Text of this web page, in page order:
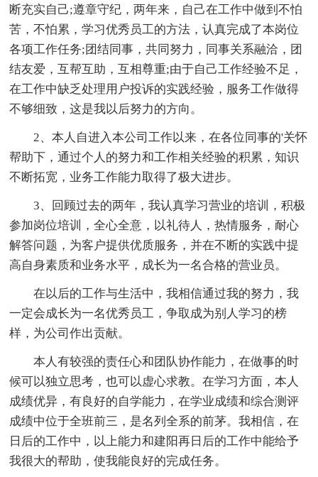
断充实自己;遵章守纪，两年来，自己在工作中做到不怕
苦，不怕累，学习优秀员工的方法，认真完成了本岗位
各项工作任务;团结同事，共同努力，同事关系融洽，团
结友爱，互帮互助，互相尊重;由于自己工作经验不足，
在工作中缺乏处理用户投诉的实践经验，服务工作做得
不够细致，这是我以后努力的方向。
2、本人自进入本公司工作以来，在各位同事的'关怀
帮助下，通过个人的努力和工作相关经验的积累，知识
不断拓宽，业务工作能力取得了极大进步。
3、回顾过去的两年，我认真学习营业的培训，积极
参加岗位培训，全心全意，以礼待人，热情服务，耐心
解答问题，为客户提供优质服务，并在不断的实践中提
高自身素质和业务水平，成长为一名合格的营业员。
在以后的工作与生活中，我相信通过我的努力，我
一定会成长为一名优秀员工，争取成为别人学习的榜
样，为公司作出贡献。
本人有较强的责任心和团队协作能力，在做事的时
候可以独立思考，也可以虚心求教。在学习方面，本人
成绩优异，有良好的自学能力，在学业成绩和综合测评
成绩中位于全班前三，是名列全系的前茅。我相信，在
日后的工作中，以上能力和建阳再日后的工作中能给予
我很大的帮助，使我能良好的完成任务。